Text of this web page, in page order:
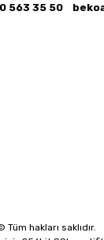
563 35 50
hakları saklıdır.